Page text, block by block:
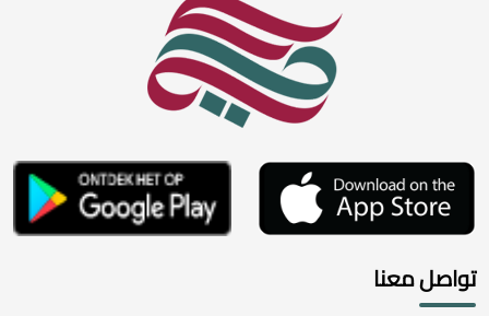
تواصل معنا